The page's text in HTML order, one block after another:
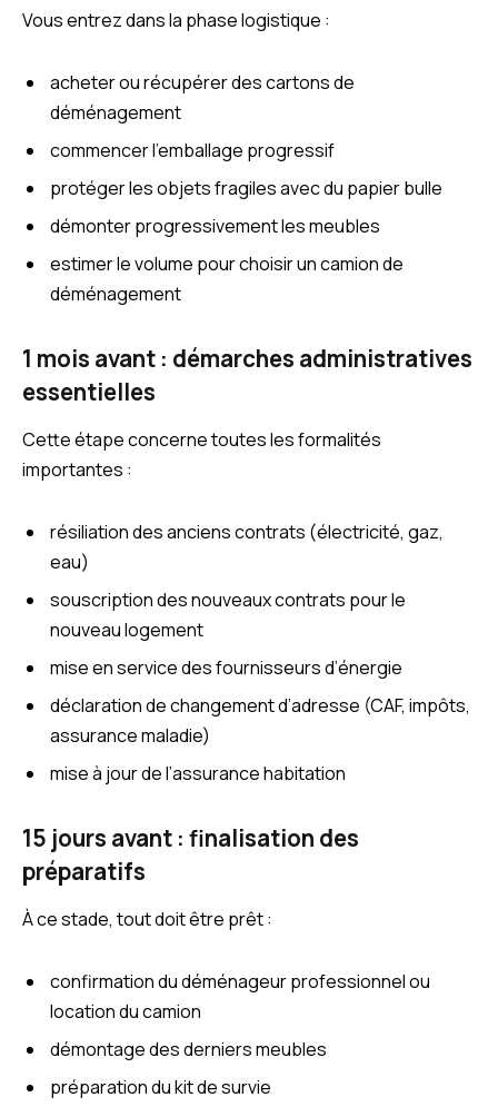
Vous entrez dans la phase logistique :
acheter ou récupérer des cartons de
déménagement
commencer l’emballage progressif
protéger les objets fragiles avec du papier bulle
démonter progressivement les meubles
estimer le volume pour choisir un camion de
déménagement
1 mois avant : démarches administratives
essentielles
Cette étape concerne toutes les formalités
importantes :
résiliation des anciens contrats (électricité, gaz,
eau)
souscription des nouveaux contrats pour le
nouveau logement
mise en service des fournisseurs d’énergie
déclaration de changement d’adresse (CAF, impôts,
assurance maladie)
mise à jour de l’assurance habitation
15 jours avant : finalisation des
préparatifs
À ce stade, tout doit être prêt :
confirmation du déménageur professionnel ou
location du camion
démontage des derniers meubles
préparation du kit de survie